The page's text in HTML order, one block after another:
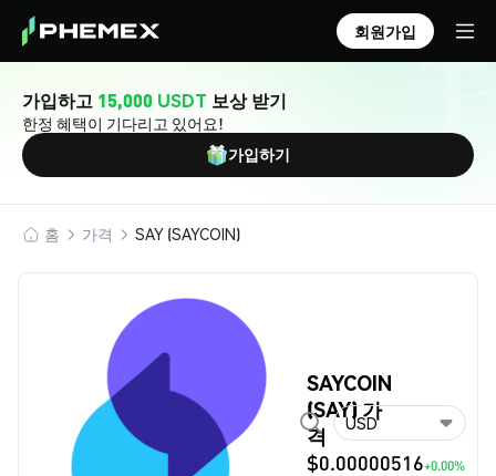
회원가입
가입하고 15,000 USDT 보상 받기
한정 혜택이 기다리고 있어요!
가입하기
홈 가격 SAY (SAYCOIN)
SAYCOIN
(SAY) 가
격
$0.00000516+0.00%
USD